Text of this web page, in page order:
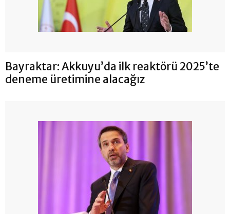
Bayraktar: Akkuyu’da ilk reaktörü 2025’te
deneme üretimine alacağız